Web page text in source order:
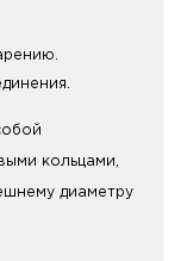
кольцами,
диаметру